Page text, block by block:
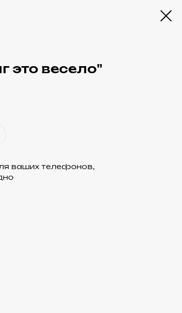
это весело"
ваших телефонов,